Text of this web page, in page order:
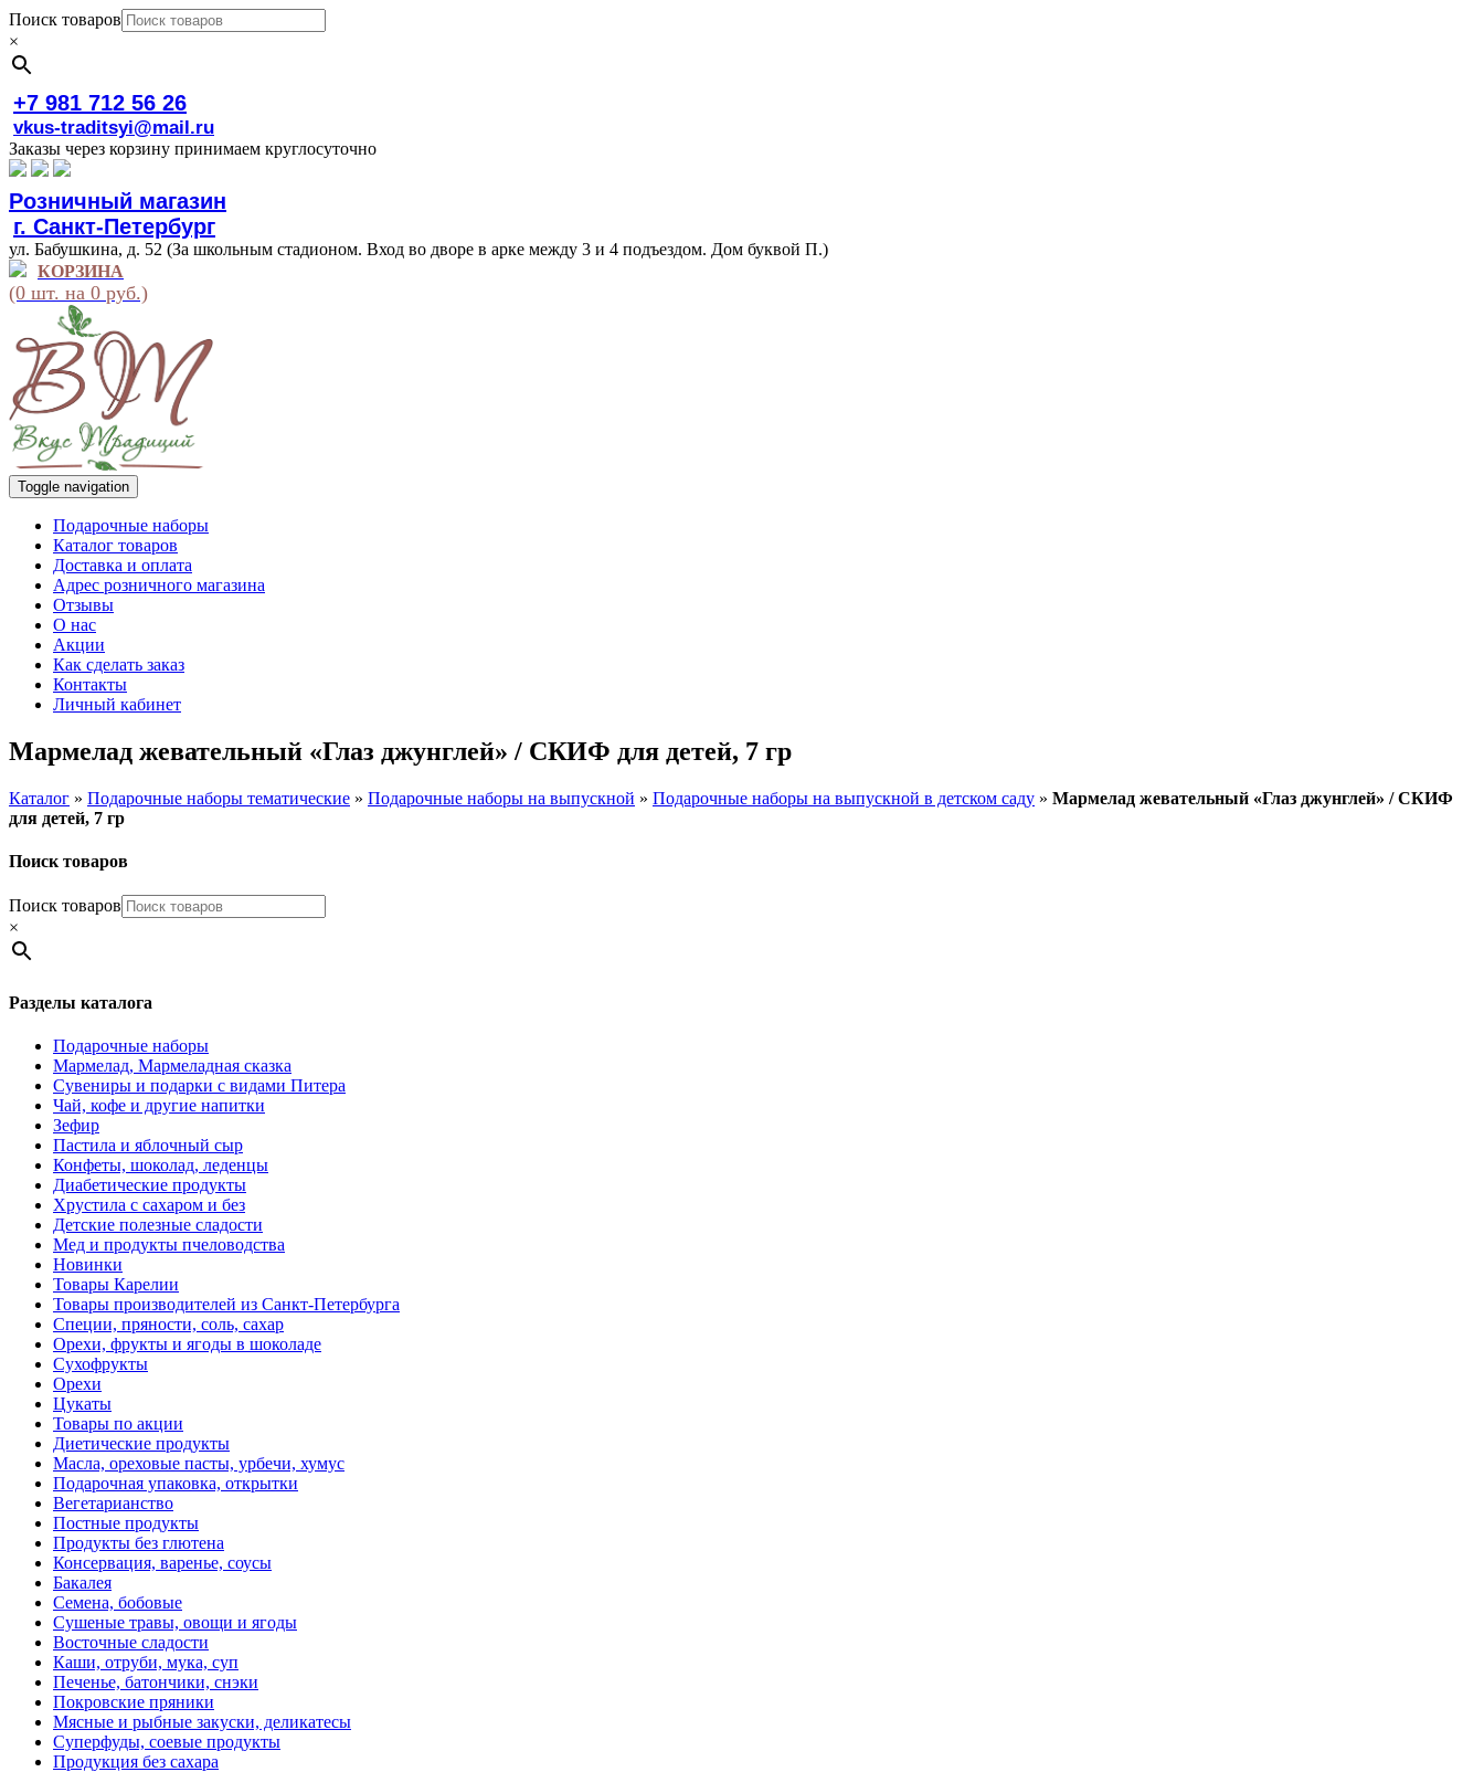
Поиск товаров
×
+7 981 712 56 26
vkus-traditsyi@mail.ru
Заказы через корзину принимаем круглосуточно
Розничный магазин
г. Санкт-Петербург
ул. Бабушкина, д. 52 (За школьным стадионом. Вход во дворе в арке между 3 и 4 подъездом. Дом буквой П.)
КОРЗИНА
(0 шт. на 0 руб.)
Toggle navigation
Подарочные наборы
Каталог товаров
Доставка и оплата
Адрес розничного магазина
Отзывы
О нас
Акции
Как сделать заказ
Контакты
Личный кабинет
Мармелад жевательный «Глаз джунглей» / СКИФ для детей, 7 гр
Каталог » Подарочные наборы тематические » Подарочные наборы на выпускной » Подарочные наборы на выпускной в детском саду » Мармелад жевательный «Глаз джунглей» / СКИФ
для детей, 7 гр
Поиск товаров
Поиск товаров
×
Разделы каталога
Подарочные наборы
Мармелад, Мармеладная сказка
Сувениры и подарки с видами Питера
Чай, кофе и другие напитки
Зефир
Пастила и яблочный сыр
Конфеты, шоколад, леденцы
Диабетические продукты
Хрустила с сахаром и без
Детские полезные сладости
Мед и продукты пчеловодства
Новинки
Товары Карелии
Товары производителей из Санкт-Петербурга
Специи, пряности, соль, сахар
Орехи, фрукты и ягоды в шоколаде
Сухофрукты
Орехи
Цукаты
Товары по акции
Диетические продукты
Масла, ореховые пасты, урбечи, хумус
Подарочная упаковка, открытки
Вегетарианство
Постные продукты
Продукты без глютена
Консервация, варенье, соусы
Бакалея
Семена, бобовые
Сушеные травы, овощи и ягоды
Восточные сладости
Каши, отруби, мука, суп
Печенье, батончики, снэки
Покровские пряники
Мясные и рыбные закуски, деликатесы
Суперфуды, соевые продукты
Продукция без сахара